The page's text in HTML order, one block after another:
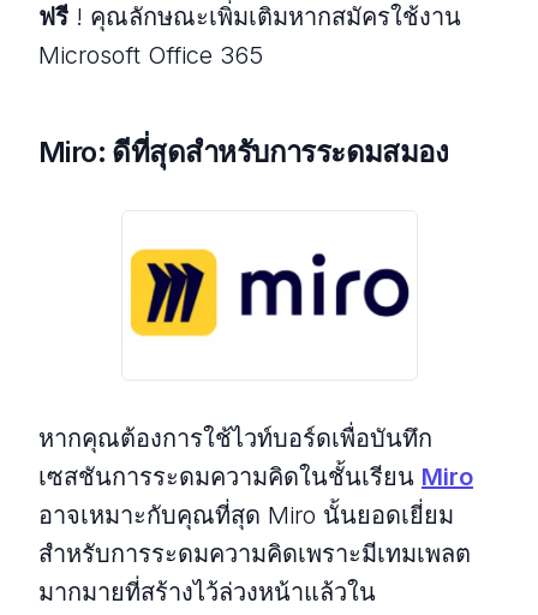
ฟรี ! คุณลักษณะเพิ่มเติมหากสมัครใช้งาน
Microsoft Office 365
Miro: ดีที่สุดสำหรับการระดมสมอง
หากคุณต้องการใช้ไวท์บอร์ดเพื่อบันทึก
เซสชันการระดมความคิดในชั้นเรียน Miro
อาจเหมาะกับคุณที่สุด Miro นั้นยอดเยี่ยม
สำหรับการระดมความคิดเพราะมีเทมเพลต
มากมายที่สร้างไว้ล่วงหน้าแล้วใน